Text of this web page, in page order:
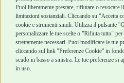
Puoi liberamente prestare, rifiutare o revocare
limitazioni sostanziali. Cliccando su "Accetta
cookie e strumenti simili. Utilizza il pulsante
personalizzare le tue scelte o "Rifiuta tutto"
strettamente necessari. Puoi modificare le tue
cliccando sul link "Preferenze Cookie" in
scudo in basso a sinistra. Le tue preferenze si
in uso.
Recensioni Feedaty
Robinson Pet Shop S.r.l.
Via V. Giovanni Schiaparelli, 21 –
P.iva 04095130409 | REA: FO
info@robinsonpetshop.it | Tel.